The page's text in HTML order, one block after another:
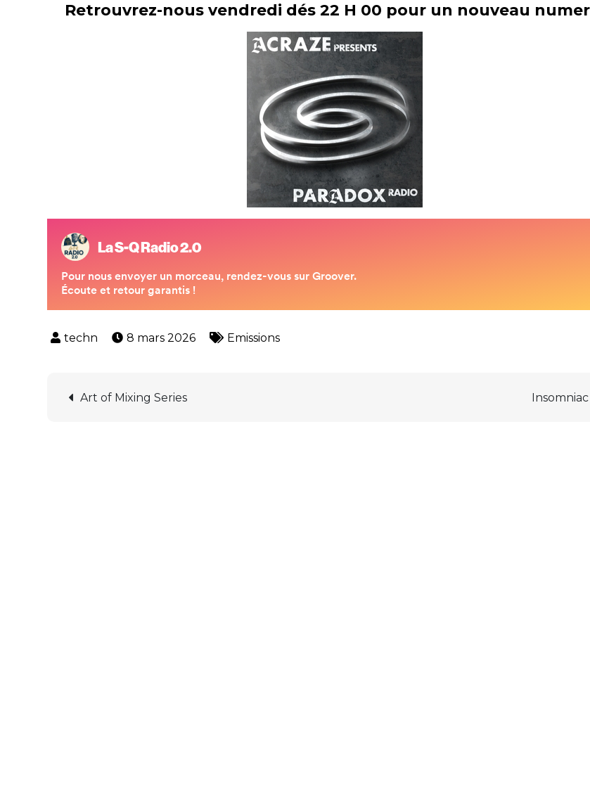
Retrouvrez-nous vendredi dés 22 H 00 pour un nouveau
8 mars 2026 Emissions
Navigation
Art of Mixing Series Insomniac